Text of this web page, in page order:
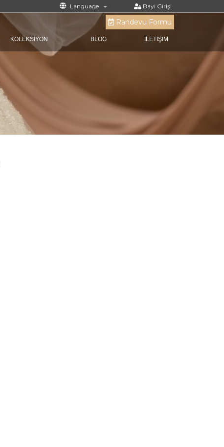
Language Bayi Girişi
Randevu Formu
KOLEKSİYON BLOG İLETİŞİM